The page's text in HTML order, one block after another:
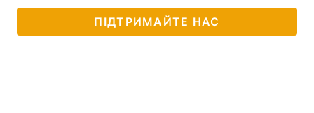
ПІДТРИМАЙТЕ НАС